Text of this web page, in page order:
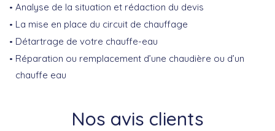
Analyse de la situation et rédaction du devis
La mise en place du circuit de chauffage
Détartrage de votre chauffe-eau
Réparation ou remplacement d’une chaudière ou d’un
chauffe eau
Nos avis clients